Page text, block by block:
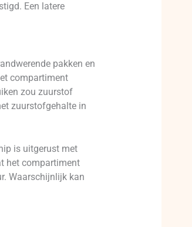
Een latere
pakken en
compartiment
zou zuurstof
zuurstofgehalte in
is uitgerust met
het compartiment
Waarschijnlijk kan